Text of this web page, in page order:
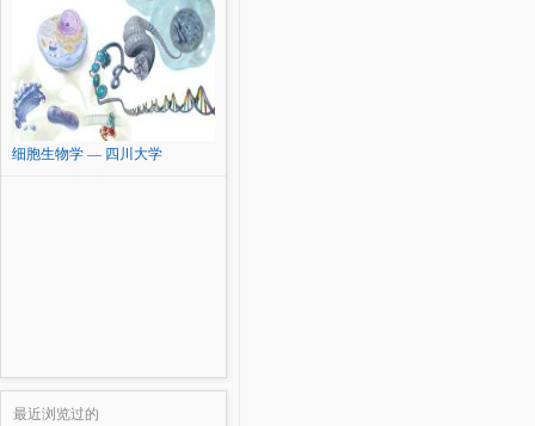
细胞生物学 — 四川大学
最近浏览过的